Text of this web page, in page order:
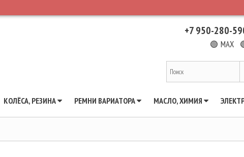
+7 950-280-
🟢 MAX
КОЛЁСА, РЕЗИНА РЕМНИ ВАРИАТОРА МАСЛО, ХИМИЯ